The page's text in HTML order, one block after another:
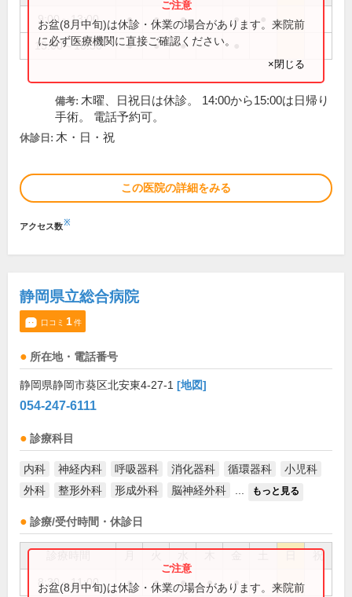
9:00～13:00 ● ● ● ●
15:00～18:30 ● ● ●
お盆(8月中旬)は休診・休業の場合があります。来院前
に必ず医療機関に直接ご確認ください。
×閉じる
備考: 木曜、日祝日は休診。 14:00から15:00は日帰り
手術。 電話予約可。
休診日: 木・日・祝
この医院の詳細をみる
アクセス数※
静岡県立総合病院
口コミ 1件
所在地・電話番号
静岡県静岡市葵区北安東4-27-1 [地図]
054-247-6111
診療科目
内科 神経内科 呼吸器科 消化器科 循環器科
小児科
外科
整形外科 形成外科 脳神経外科 もっと見る
診療/受付時間・休診日
祝
8:30～11:00 ● ● ● ● ●
お盆(8月中旬)は休診・休業の場合があります。来院前